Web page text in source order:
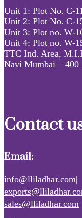
Unit 1: Plot No. C-
Unit 2: Plot No. C-
Unit 3: Plot no. W-
Unit 4: Plot no. W-
TTC Ind. Area,
Navi Mumbai – 400
Contact
Email:
info@lliladhar.com|
sales@lliladhar.com